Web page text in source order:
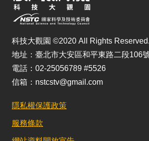
科技大觀園 ©2020 All Rights Reserved.
地址：臺北市大安區和平東路二段106
電話：02-25056789 #5526
信箱：nstcstv@gmail.com
隱私權保護政策
服務條款